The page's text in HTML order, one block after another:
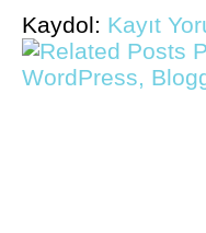
Kaydol: Kayıt